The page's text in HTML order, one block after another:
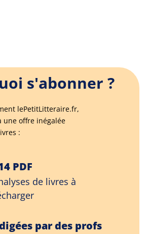
s'abonner ?
lePetitLitteraire.fr,
une offre inégalée
:
PDF
de livres à
par des profs